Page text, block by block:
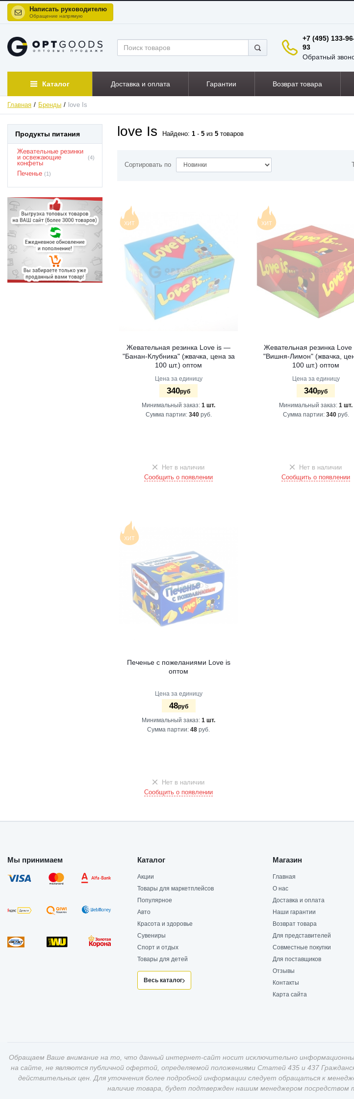
Написать руководителю
Обращение напрямую
+7 (495) 133-
93
Обратный
Каталог Доставка и оплата Гарантии Возврат товара
Главная Бренды love Is
Продукты питания
Жевательные резинки
и освежающие
конфеты
(4)
Печенье (1)
love Is Найдено: 1 - 5 из 5 товаров
Сортировать по
ХИТ
Жевательная резинка Love is —
"Банан-Клубника" (жвачка, цена за
100 шт.) оптом
Цена за единицу
340руб
Минимальный заказ: 1 шт.
Сумма партии: 340руб.
Нет в наличии
Сообщить о появлении
ХИТ
Жевательная резинка
"Вишня-Лимон" (жвачка, цена за
100 шт.) оптом
Цена за единицу
340руб
Минимальный заказ: 1 шт.
Сумма партии: 340руб.
Нет в наличии
Сообщить о появлении
ХИТ
Печенье с пожеланиями Love is
оптом
Цена за единицу
48руб
Минимальный заказ: 1 шт.
Сумма партии: 48 руб.
Нет в наличии
Сообщить о появлении
Мы принимаем Каталог
Акции
Товары для маркетплейсов
Популярное
Авто
Красота и здоровье
Сувениры
Спорт и отдых
Товары для детей
Весь каталог
Магазин
Главная
О нас
Доставка и оплата
Наши гарантии
Возврат товара
Для представителей
Совместные покупки
Для поставщиков
Отзывы
Контакты
Карта сайта
Обращаем Ваше внимание на то, что данный интернет-сайт носит исключительно
на сайте, не являются публичной офертой, определяемой положениями Статей 435 и 437
действительных цен. Для уточнения более подробной информации следует обращаться к
наличие товара, будет подтвержден нашим менеджером посредством